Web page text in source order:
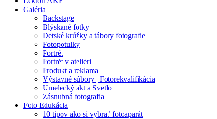
Galéria
Backstage
Blýskané fotky
Detské krúžky a tábory fotografie
Fotopotulky
Portrét
Portrét v ateliéri
Produkt a reklama
Výstavné súbory | Fotorekvalifikácia
Umelecký akt a Svetlo
Zásnubná fotografia
Foto Edukácia
10 tipov ako si vybrať fotoaparát